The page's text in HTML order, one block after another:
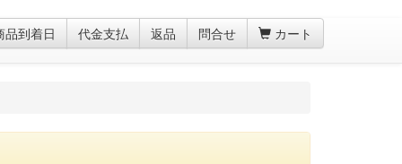
品到着日 代金支払 返品 問合せ カート